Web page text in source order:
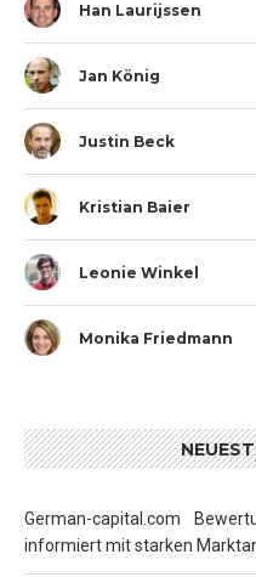
Han Laurijssen
Jan König
Justin Beck
Kristian Baier
Leonie Winkel
Monika Friedmann
German-capital.com
informiert mit starken